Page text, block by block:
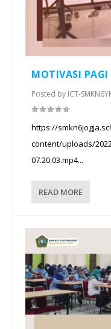
MOTIVASI PAGI
Posted by ICT-
https://
content/uploads/
07.20.03.mp4...
READ MORE